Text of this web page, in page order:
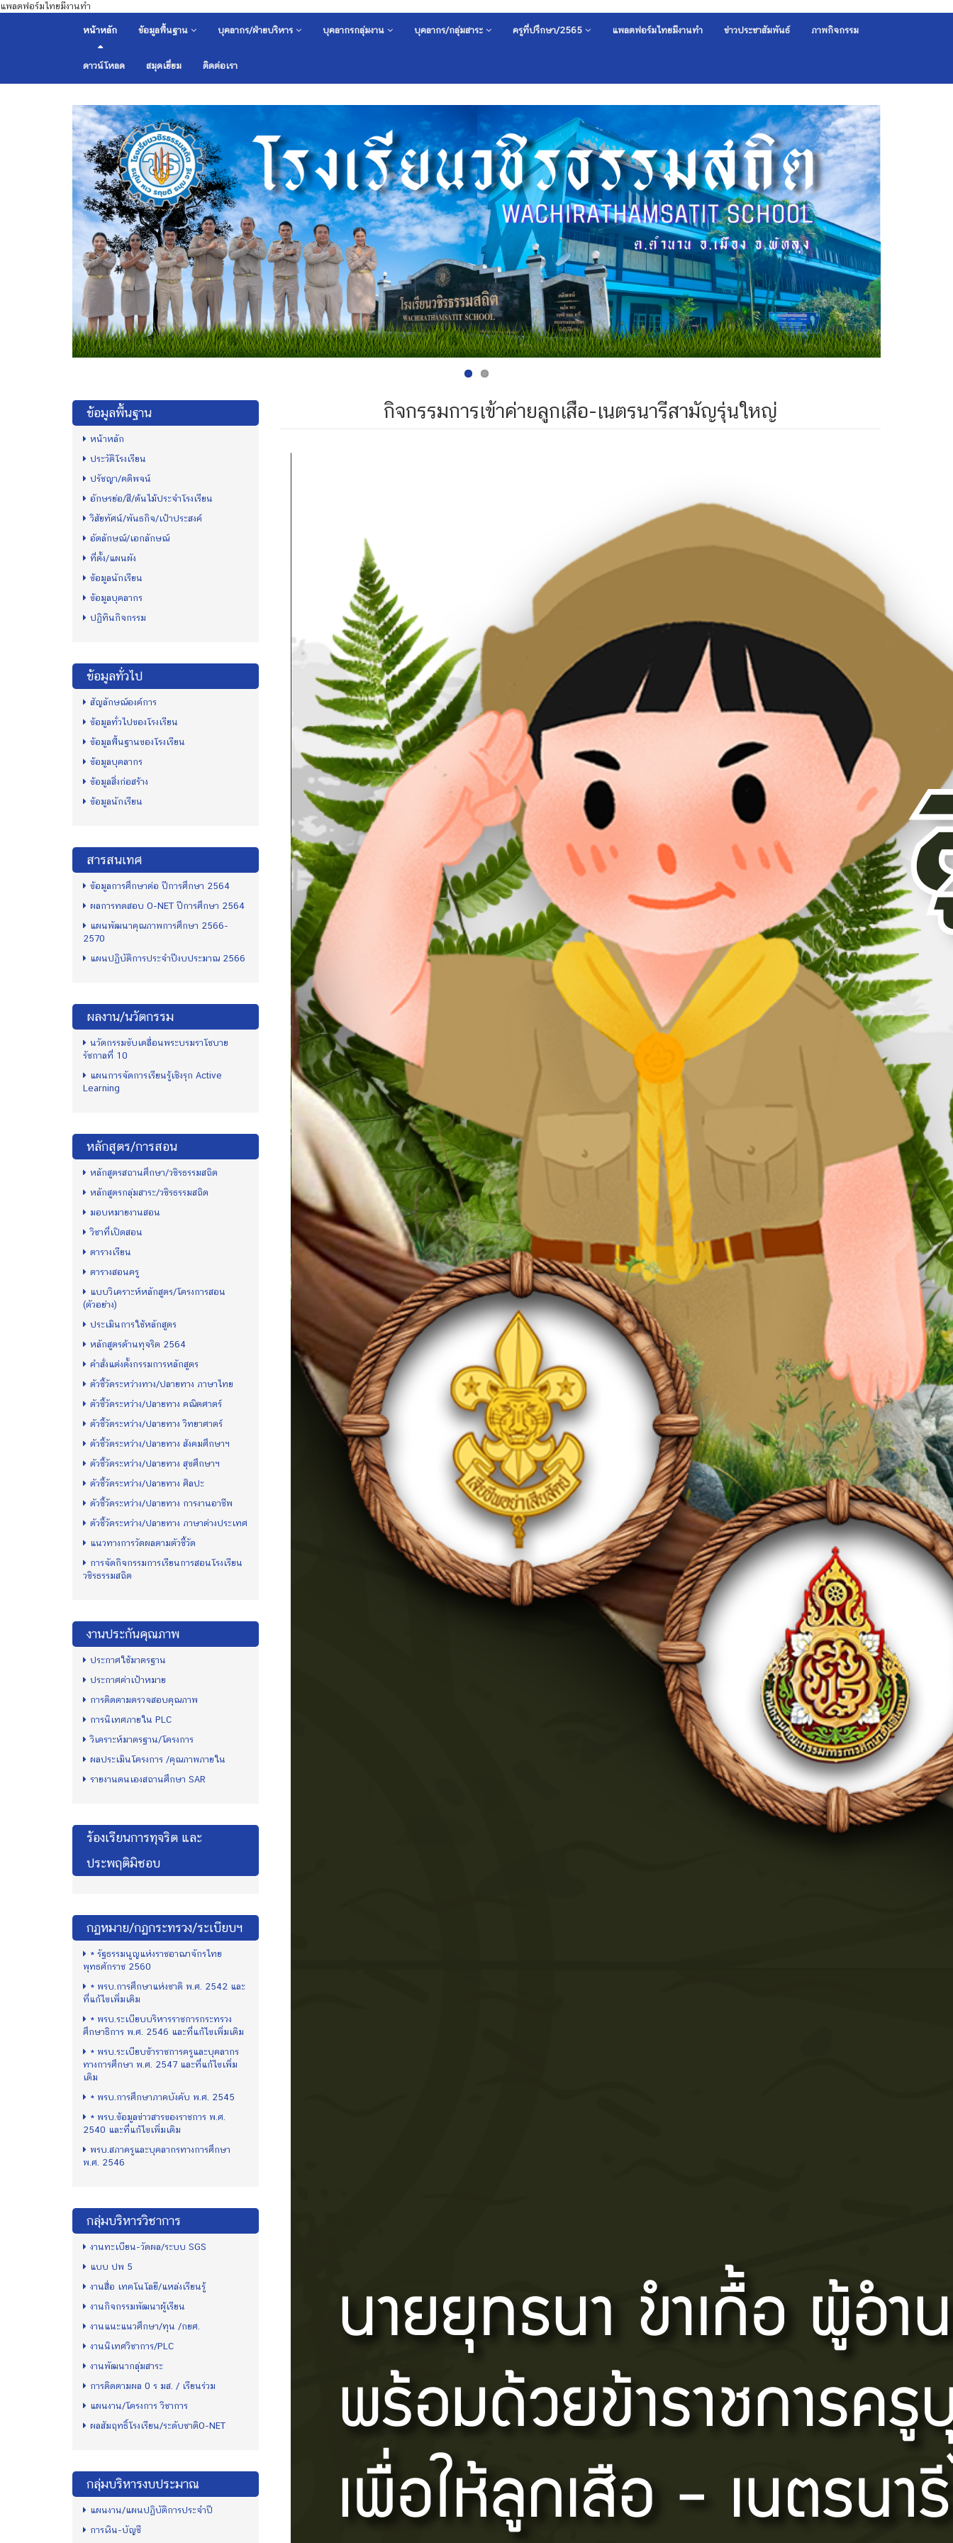
แพลตฟอร์มไทยมีงานทำ
หน้าหลัก ข้อมูลพื้นฐาน บุคลากร/ฝ่ายบริหาร บุคลากรกลุ่มงาน บุคลากร/กลุ่มสาระ ครูที่ปรึกษา/2565 แพลตฟอร์มไทยมีงานทำ ข่าวประชาสัมพันธ์ ภาพกิจกรรม
ดาวน์โหลด สมุดเยี่ยม ติดต่อเรา
ข้อมูลพื้นฐาน
หน้าหลัก
ประวัติโรงเรียน
ปรัชญา/คติพจน์
อักษรย่อ/สี/ต้นไม้ประจำโรงเรียน
วิสัยทัศน์/พันธกิจ/เป้าประสงค์
อัตลักษณ์/เอกลักษณ์
ที่ตั้ง/แผนผัง
ข้อมูลนักเรียน
ข้อมูลบุคลากร
ปฏิทินกิจกรรม
ข้อมูลทั่วไป
สัญลักษณ์องค์การ
ข้อมูลทั่วไปของโรงเรียน
ข้อมูลพื้นฐานของโรงเรียน
ข้อมูลบุคลากร
ข้อมูลสิ่งก่อสร้าง
ข้อมูลนักเรียน
สารสนเทศ
ข้อมูลการศึกษาต่อ ปีการศึกษา 2564
ผลการทดสอบ O-NET ปีการศึกษา 2564
แผนพัฒนาคุณภาพการศึกษา 2566-
2570
แผนปฏิบัติการประจำปีงบประมาณ 2566
ผลงาน/นวัตกรรม
นวัตกรรมขับเคลื่อนพระบรมราโชบาย
รัชกาลที่ 10
แผนการจัดการเรียนรู้เชิงรุก Active
Learning
หลักสูตร/การสอน
หลักสูตรสถานศึกษา/วชิรธรรมสถิต
หลักสูตรกลุ่มสาระ/วชิรธรรมสถิต
มอบหมายงานสอน
วิชาที่เปิดสอน
ตารางเรียน
ตารางสอนครู
แบบวิเคราะห์หลักสูตร/โครงการสอน
(ตัวอย่าง)
ประเมินการใช้หลักสูตร
หลักสูตรต้านทุจริต 2564
คำสั่งแต่งตั้งกรรมการหลักสูตร
ตัวชี้วัดระหว่างทาง/ปลายทาง ภาษาไทย
ตัวชี้วัดระหว่าง/ปลายทาง คณิตศาตร์
ตัวชี้วัดระหว่าง/ปลายทาง วิทยาศาตร์
ตัวชี้วัดระหว่าง/ปลายทาง สังคมศึกษาฯ
ตัวชี้วัดระหว่าง/ปลายทาง สุขศึกษาฯ
ตัวชี้วัดระหว่าง/ปลายทาง ศิลปะ
ตัวชี้วัดระหว่าง/ปลายทาง การงานอาชีพ
ตัวชี้วัดระหว่าง/ปลายทาง ภาษาต่างประเทศ
แนวทางการวัดผลตามตัวชี้วัด
การจัดกิจกรรมการเรียนการสอนโรงเรียน
วชิรธรรมสถิต
งานประกันคุณภาพ
ประกาศใช้มาตรฐาน
ประกาศค่าเป้าหมาย
การติดตามตรวจสอบคุณภาพ
การนิเทศภายใน PLC
วิเคราะห์มาตรฐาน/โครงการ
ผลประเมินโครงการ /คุณภาพภายใน
รายงานตนเองสถานศึกษา SAR
ร้องเรียนการทุจริต และ
ประพฤติมิชอบ
กฏหมาย/กฏกระทรวง/ระเบียบฯ
* รัฐธรรมนูญแห่งราชอาณาจักรไทย
พุทธศักราช 2560
* พรบ.การศึกษาแห่งชาติ พ.ศ. 2542 และ
ที่แก้ไขเพิ่มเติม
* พรบ.ระเบียบบริหารราชการกระทรวง
ศึกษาธิการ พ.ศ. 2546 และที่แก้ไขเพิ่มเติม
* พรบ.ระเบียบข้าราชการครูและบุคลากร
ทางการศึกษา พ.ศ. 2547 และที่แก้ไขเพิ่ม
เติม
* พรบ.การศึกษาภาคบังคับ พ.ศ. 2545
* พรบ.ข้อมูลข่าวสารของราชการ พ.ศ.
2540 และที่แก้ไขเพิ่มเติม
พรบ.สภาครูและบุคลากรทางการศึกษา
พ.ศ. 2546
กลุ่มบริหารวิชาการ
งานทะเบียน-วัดผล/ระบบ SGS
แบบ ปพ 5
งานสื่อ เทคโนโลยี/แหล่งเรียนรู้
งานกิจกรรมพัฒนาผู้เรียน
งานแนะแนวศึกษา/ทุน /กยศ.
งานนิเทศวิชาการ/PLC
งานพัฒนากลุ่มสาระ
การติดตามผล 0 ร มส. / เรียนร่วม
แผนงาน/โครงการ วิชาการ
ผลสัมฤทธิ์โรงเรียน/ระดับชาติO-NET
กลุ่มบริหารงบประมาณ
แผนงาน/แผนปฏิบัติการประจำปี
การเงิน-บัญชี
กิจกรรมการเข้าค่ายลูกเสือ-เนตรนารีสามัญรุ่นใหญ่